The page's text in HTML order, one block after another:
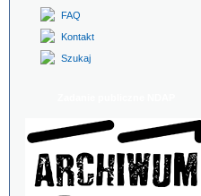
FAQ
Kontakt
Szukaj